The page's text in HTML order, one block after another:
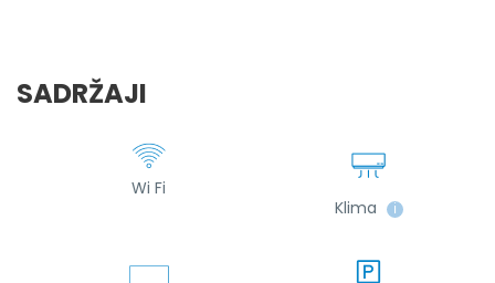
SADRŽAJI
Wi Fi
Klima
ℹ